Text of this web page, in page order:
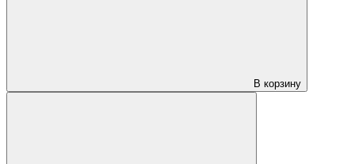
В корзину